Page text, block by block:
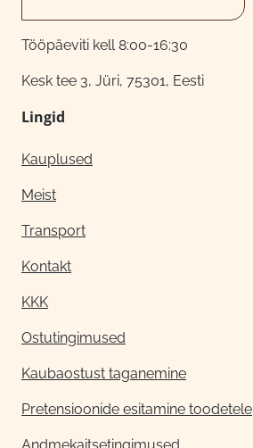
Tööpäeviti kell 8:00-16:30
Kesk tee 3, Jüri, 75301, Eesti
Lingid
Kauplused
Meist
Transport
Kontakt
KKK
Ostutingimused
Kaubaostust taganemine
Pretensioonide esitamine toodetele